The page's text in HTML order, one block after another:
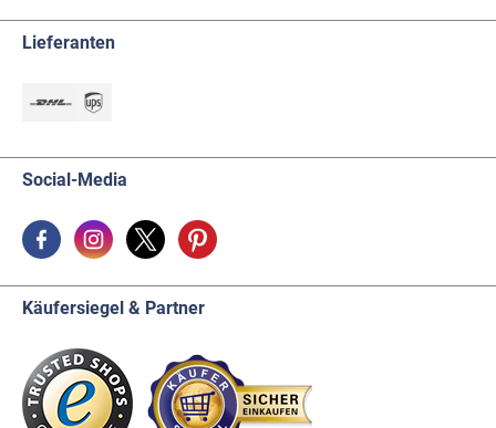
Lieferanten
Social-Media
Käufersiegel & Partner